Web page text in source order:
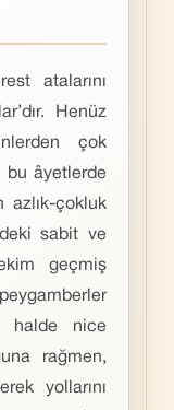
atalarını
Henüz
çok
bu âyetlerde
azlık-çokluk
sabit ve
geçmiş
halde nice
rağmen,
yollarını